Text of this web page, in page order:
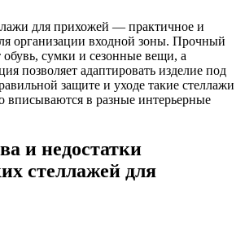
для прихожей — практичное и
организации входной зоны. Прочный
обувь, сумки и сезонные вещи, а
позволяет адаптировать изделие под
защите и уходе такие стеллажи
вписываются в разные интерьерные
и недостатки
стеллажей для